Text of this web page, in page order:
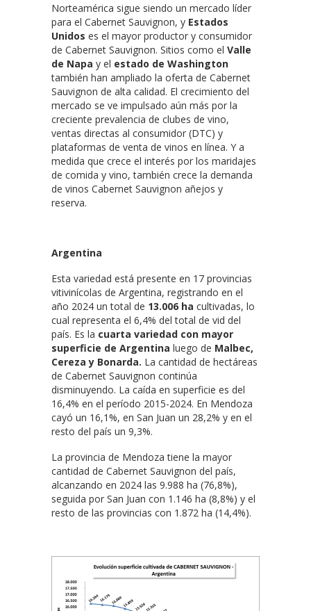
Norteamérica sigue siendo un mercado líder
para el Cabernet Sauvignon, y Estados
Unidos es el mayor productor y consumidor
de Cabernet Sauvignon. Sitios como el Valle
de Napa y el estado de Washington
también han ampliado la oferta de Cabernet
Sauvignon de alta calidad. El crecimiento del
mercado se ve impulsado aún más por la
creciente prevalencia de clubes de vino,
ventas directas al consumidor (DTC) y
plataformas de venta de vinos en línea. Y a
medida que crece el interés por los maridajes
de comida y vino, también crece la demanda
de vinos Cabernet Sauvignon añejos y
reserva.
Argentina
Esta variedad está presente en 17 provincias
vitivinícolas de Argentina, registrando en el
año 2024 un total de 13.006 ha cultivadas, lo
cual representa el 6,4% del total de vid del
país. Es la cuarta variedad con mayor
superficie de Argentina luego de Malbec,
Cereza y Bonarda. La cantidad de hectáreas
de Cabernet Sauvignon continúa
disminuyendo. La caída en superficie es del
16,4% en el período 2015-2024. En Mendoza
cayó un 16,1%, en San Juan un 28,2% y en el
resto del país un 9,3%.
La provincia de Mendoza tiene la mayor
cantidad de Cabernet Sauvignon del país,
alcanzando en 2024 las 9.988 ha (76,8%),
seguida por San Juan con 1.146 ha (8,8%) y el
resto de las provincias con 1.872 ha (14,4%).